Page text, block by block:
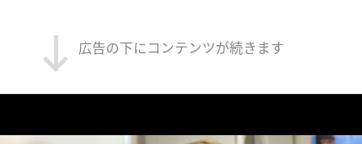
広告の下にコンテンツが続きます